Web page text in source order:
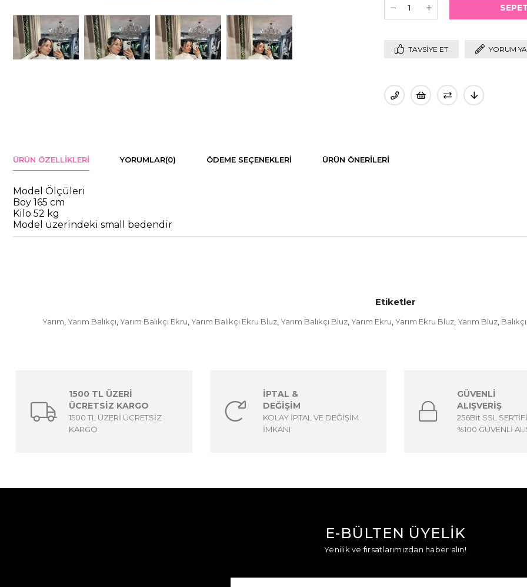
TAVSIYE ET YORUM
ÜRÜN ÖZELLIKLERI YORUMLAR(0) ÖDEME SEÇENEKLERI ÜRÜN ÖNERILERI
Model Ölçüleri
Boy 165 cm
Kilo 52 kg
Model üzerindeki small bedendir
Etiketler
Yarım, Yarım Balıkçı, Yarım Balıkçı Ekru, Yarım Balıkçı Ekru Bluz, Yarım Balıkçı Bluz, Yarım Ekru, Yarım Ekru Bluz, Yarım Bluz, Balıkçı
1500 TL ÜZERİ
ÜCRETSİZ KARGO
1500 TL ÜZERİ ÜCRETSİZ
KARGO
İPTAL &
DEĞİŞİM
KOLAY İPTAL VE DEĞİŞİM
İMKANI
GÜVENLİ
ALIŞVERİŞ
256Bit SSL
%100 GÜVENLİ
E-BÜLTEN ÜYELİK
Yenilik ve fırsatlarımızdan haber alın!